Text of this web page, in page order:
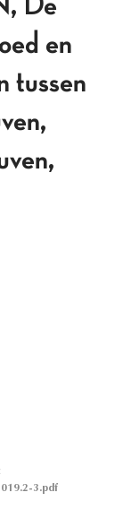
en
tussen
3.pdf